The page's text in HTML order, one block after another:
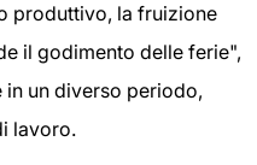
produttivo, la fruizione
il godimento delle ferie",
un diverso periodo,
lavoro.